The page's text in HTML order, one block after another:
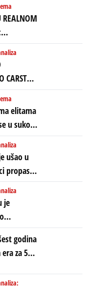
REALNOM
poraz
haosa,
kolapsa
CARSTVO
je rat za
elitama
u sukob
ljudi:
ušao u
propasti,
ali je
je
jedne
forma te
godina
za 5
lavina